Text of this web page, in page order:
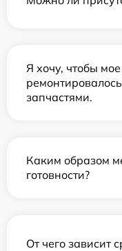
Я хочу, чтобы
запчастями.
Каким образом
готовности?
От чего зависит